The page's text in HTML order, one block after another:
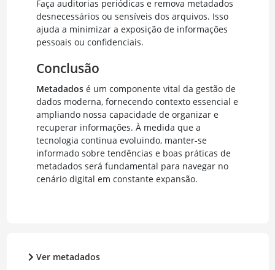
Faça auditorias periódicas e remova metadados
desnecessários ou sensíveis dos arquivos. Isso
ajuda a minimizar a exposição de informações
pessoais ou confidenciais.
Conclusão
Metadadosé um componente vital da gestão de
dados moderna, fornecendo contexto essencial e
ampliando nossa capacidade de organizar e
recuperar informações. À medida que a
tecnologia continua evoluindo, manter-se
informado sobre tendências e boas práticas de
metadados será fundamental para navegar no
cenário digital em constante expansão.
Ver metadados